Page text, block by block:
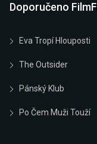
Doporučeno
Eva Tropí Hlouposti
The Outsider
Pánský Klub
Po Čem Muži Touží